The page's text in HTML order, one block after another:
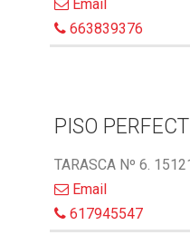
Email
663839376
PISO
TARASCA Nº 6.
Email
617945547